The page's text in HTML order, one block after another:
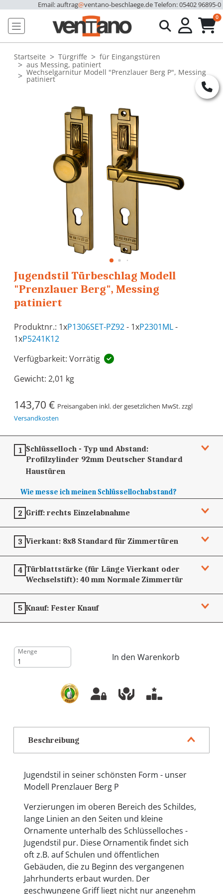
Email: auftrag@ventano-beschlaege.deTelefon: 05402 96895-0
0
Startseite Türgriffe
für Eingangstüren
aus Messing, patiniert
Wechselgarnitur Modell "Prenzlauer Berg P", Messing
patiniert
Jugendstil Türbeschlag Modell
"Prenzlauer Berg", Messing
patiniert
Produktnr.: 1xP1306SET-PZ92- 1xP2301ML-
1xP5241K12
Verfügbarkeit: Vorrätig
Gewicht: 2,01 kg
143,70 € Preisangaben inkl. der gesetzlichen MwSt. zzgl
Versandkosten
1 Schlüsselloch - Typ und Abstand:
Profilzylinder 92mm Deutscher Standard
Haustüren
Wie messe ich meinen Schlüssellochabstand?
2 Griff:rechts Einzelabnahme
3 Vierkant: 8x8 Standard für Zimmertüren
4 Türblattstärke (für Länge Vierkant oder
Wechselstift):40 mm Normale Zimmertür
5 Knauf: Fester Knauf
Menge
In den Warenkorb
Beschreibung
Jugendstil in seiner schönsten Form - unser
Modell Prenzlauer Berg P
Verzierungen im oberen Bereich des Schildes,
lange Linien an den Seiten und kleine
Ornamente unterhalb des Schlüsselloches -
Jugendstil pur. Diese Ornamentik findet sich
oft z.B. auf Schulen und öffentlichen
Gebäuden, die zu Beginn des vergangenen
Jahrhunderts erbaut wurden. Der
geschwungene Griff liegt nicht nur angenehm